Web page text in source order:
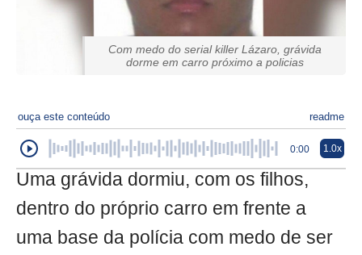
Com medo do serial killer Lázaro, grávida
dorme em carro próximo a policias
ouça este conteúdo readme
0:00 1.0x
Uma grávida dormiu, com os filhos,
dentro do próprio carro em frente a
uma base da polícia com medo de ser